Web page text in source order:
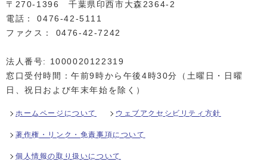
〒270-1396 千葉県印西市大森2364‐2
電話： 0476‐42‐5111
ファクス： 0476‐42‐7242
法人番号: 1000020122319
窓口受付時間：午前9時から午後4時30分（土曜日・日曜
日、祝日および年末年始を除く）
ホームページについて ウェブアクセシビリティ方針
著作権・リンク・免責事項について
個人情報の取り扱いについて